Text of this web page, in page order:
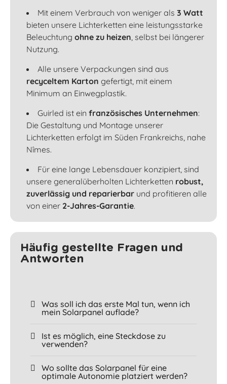
Mit einem Verbrauch von weniger als 3 Watt
bieten unsere Lichterketten eine leistungsstarke
Beleuchtung ohne zu heizen , selbst bei längerer
Nutzung.
Alle unsere Verpackungen sind aus
recyceltem Karton gefertigt, mit einem
Minimum an Einwegplastik.
Guirled ist ein französisches Unternehmen:
Die Gestaltung und Montage unserer
Lichterketten erfolgt im Süden Frankreichs, nahe
Nîmes.
Für eine lange Lebensdauer konzipiert, sind
unsere generalüberholten Lichterketten robust,
zuverlässig und reparierbar und profitieren alle
von einer 2-Jahres-Garantie.
Häufig gestellte Fragen und
Antworten
Was soll ich das erste Mal tun, wenn ich
mein Solarpanel auflade?
Ist es möglich, eine Steckdose zu
verwenden?
Wo sollte das Solarpanel für eine
optimale Autonomie platziert werden?